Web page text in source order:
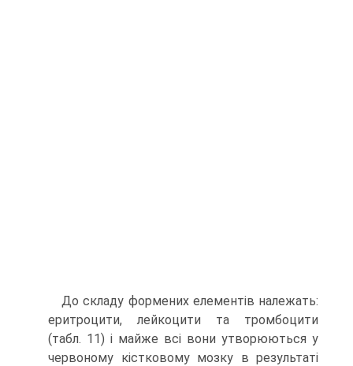
До складу формених елементів належать:
еритроцити, лейкоцити та тромбоцити
(табл. 11) і майже всі вони утворюються у
червоному кістковому мозку в результаті